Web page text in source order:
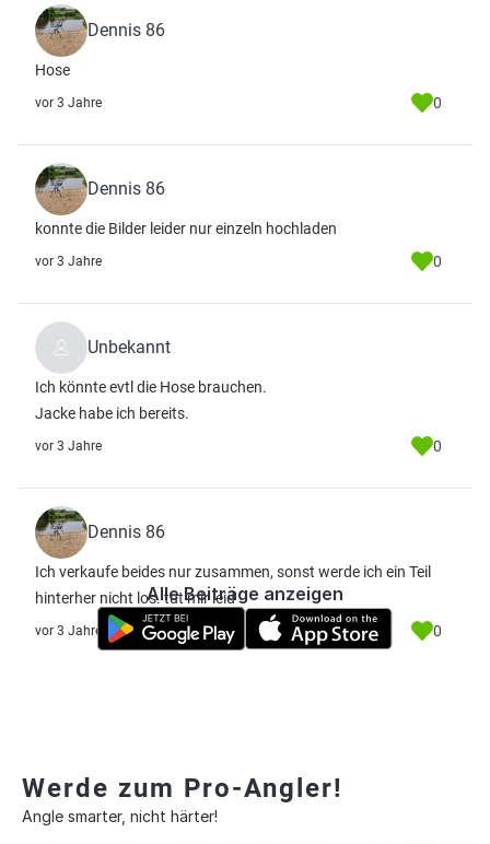
Dennis 86
Hose
vor 3 Jahre 0
Dennis 86
konnte die Bilder leider nur einzeln hochladen
vor 3 Jahre 0
Unbekannt
Ich könnte evtl die Hose brauchen.
Jacke habe ich bereits.
vor 3 Jahre 0
Dennis 86
Ich verkaufe beides nur zusammen, sonst werde ich ein Teil
hinterher nicht los. tut mir leid
vor 3 Jahre 0
Alle Beiträge anzeigen
Werde zum Pro-Angler!
Angle smarter, nicht härter!